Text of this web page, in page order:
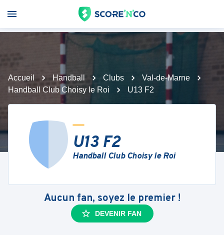
Accueil Handball Clubs
Val-de-Marne
Handball Club Choisy le Roi
U13 F2
U13 F2
Handball Club Choisy le Roi
Aucun fan, soyez le premier !
DEVENIR FAN